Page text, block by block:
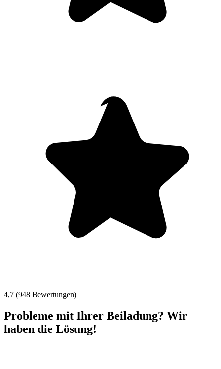
4,7 (948 Bewertungen)
Probleme mit Ihrer Beiladung? Wir
haben die Lösung!